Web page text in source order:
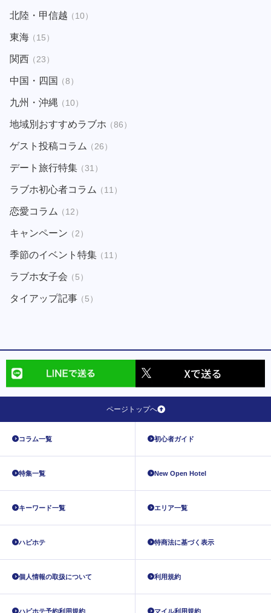
北陸・甲信越（10）
東海（15）
関西 （23）
中国・四国 （8）
九州・沖縄（10）
地域別おすすめラブホ（86）
ゲスト投稿コラム （26）
デート旅行特集（31）
ラブホ初心者コラム （11）
恋愛コラム （12）
キャンペーン（2）
季節のイベント特集（11）
ラブホ女子会（5）
タイアップ記事（5）
ページトップへ
コラム一覧 初心者ガイド
特集一覧 New Open Hotel
キーワード一覧 エリア一覧
ハピホテ 特商法に基づく表示
個人情報の取扱について 利用規約
ハピホテ予約利用規約 マイル利用規約